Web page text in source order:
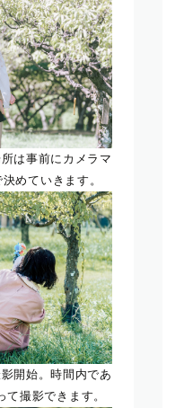
は事前にカメラマ
めていきます。
開始。時間内であ
撮影できます。